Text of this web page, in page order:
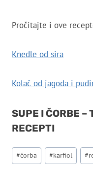
Pročitajte i ove
Knedle od sira
Kolač od jagoda i
SUPE I ČORBE –
RECEPTI
Post
Tags:
#čorba #karfiol #